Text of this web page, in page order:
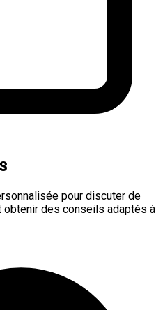
pour discuter de
des conseils adaptés à